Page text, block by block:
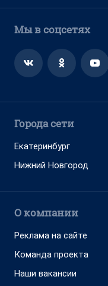
Мы в соцсетях
Города сети
Екатеринбург
Нижний Новгород
О компании
Реклама на сайте
Команда проекта
Наши вакансии